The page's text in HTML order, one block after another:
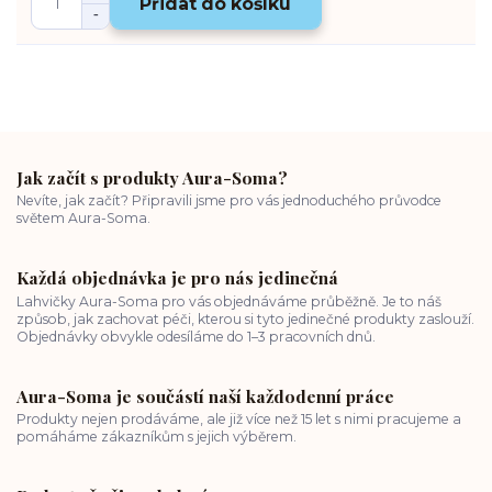
Jak začít s produkty Aura-Soma?
Nevíte, jak začít? Připravili jsme pro vás jednoduchého průvodce
světem Aura-Soma.
Každá objednávka je pro nás jedinečná
Lahvičky Aura-Soma pro vás objednáváme průběžně. Je to náš
způsob, jak zachovat péči, kterou si tyto jedinečné produkty zaslouží.
Objednávky obvykle odesíláme do 1–3 pracovních dnů.
Aura-Soma je součástí naší každodenní práce
Produkty nejen prodáváme, ale již více než 15 let s nimi pracujeme a
pomáháme zákazníkům s jejich výběrem.